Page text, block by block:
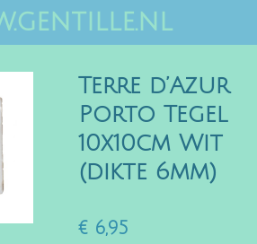
Terre d’Azur
Porto Tegel
10x10cm Wit
(dikte 6mm)
€ 6,95